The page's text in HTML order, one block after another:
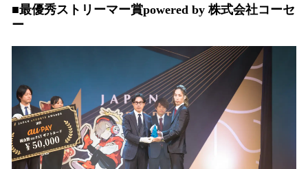
■最優秀ストリーマー賞powered by 株式会社コーセ
ー